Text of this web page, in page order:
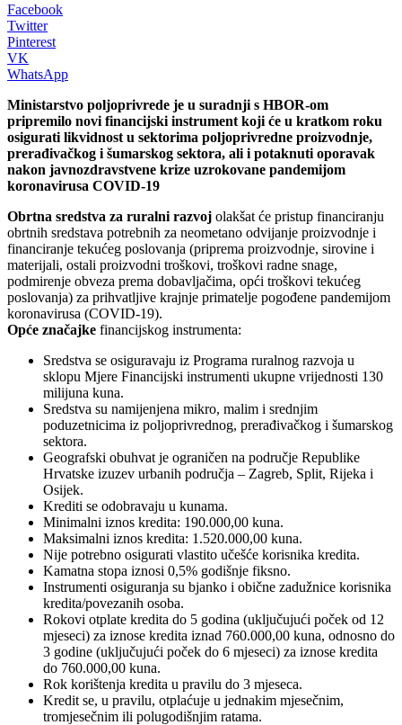
Facebook
Twitter
Pinterest
VK
WhatsApp
Ministarstvo poljoprivrede je u suradnji s HBOR-om
pripremilo novi financijski instrument koji će u kratkom roku
osigurati likvidnost u sektorima poljoprivredne proizvodnje,
prerađivačkog i šumarskog sektora, ali i potaknuti oporavak
nakon javnozdravstvene krize uzrokovane pandemijom
koronavirusa COVID-19
Obrtna sredstva za ruralni razvoj olakšat će pristup financiranju
obrtnih sredstava potrebnih za neometano odvijanje proizvodnje i
financiranje tekućeg poslovanja (priprema proizvodnje, sirovine i
materijali, ostali proizvodni troškovi, troškovi radne snage,
podmirenje obveza prema dobavljačima, opći troškovi tekućeg
poslovanja) za prihvatljive krajnje primatelje pogođene pandemijom
koronavirusa (COVID-19).
Opće značajke financijskog instrumenta:
Sredstva se osiguravaju iz Programa ruralnog razvoja u
sklopu Mjere Financijski instrumenti ukupne vrijednosti 130
milijuna kuna.
Sredstva su namijenjena mikro, malim i srednjim
poduzetnicima iz poljoprivrednog, prerađivačkog i šumarskog
sektora.
Geografski obuhvat je ograničen na područje Republike
Hrvatske izuzev urbanih područja – Zagreb, Split, Rijeka i
Osijek.
Krediti se odobravaju u kunama.
Minimalni iznos kredita: 190.000,00 kuna.
Maksimalni iznos kredita: 1.520.000,00 kuna.
Nije potrebno osigurati vlastito učešće korisnika kredita.
Kamatna stopa iznosi 0,5% godišnje fiksno.
Instrumenti osiguranja su bjanko i obične zadužnice korisnika
kredita/povezanih osoba.
Rokovi otplate kredita do 5 godina (uključujući poček od 12
mjeseci) za iznose kredita iznad 760.000,00 kuna, odnosno do
3 godine (uključujući poček do 6 mjeseci) za iznose kredita
do 760.000,00 kuna.
Rok korištenja kredita u pravilu do 3 mjeseca.
Kredit se, u pravilu, otplaćuje u jednakim mjesečnim,
tromjesečnim ili polugodišnjim ratama.